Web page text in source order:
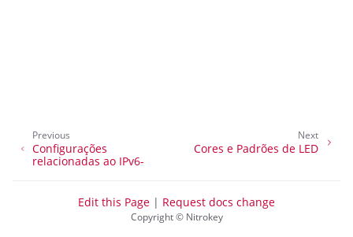
navigation of NetHSM
navigation of NitroWall
navigation of Software
Next
Cores e Padrões de LED
Previous
Configurações
relacionadas ao IPv6-
Copyright © Nitrokey
Edit this Page | Request docs change